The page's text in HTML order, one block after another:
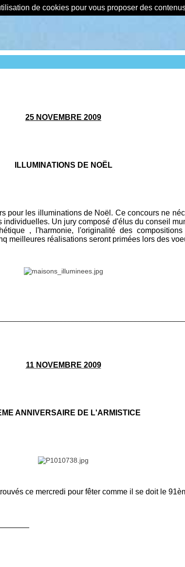
de cookies pour vous proposer des
25 NOVEMBRE 2009
ILLUMINATIONS DE NOËL
pour les illuminations de Noël. Ce concours ne
Un jury composé d'élus du conseil
, l'harmonie, l'originalité des
meilleures réalisations seront primées lors des
11 NOVEMBRE 2009
ANNIVERSAIRE DE L'ARMISTICE
ce mercredi pour fêter comme il se doit le